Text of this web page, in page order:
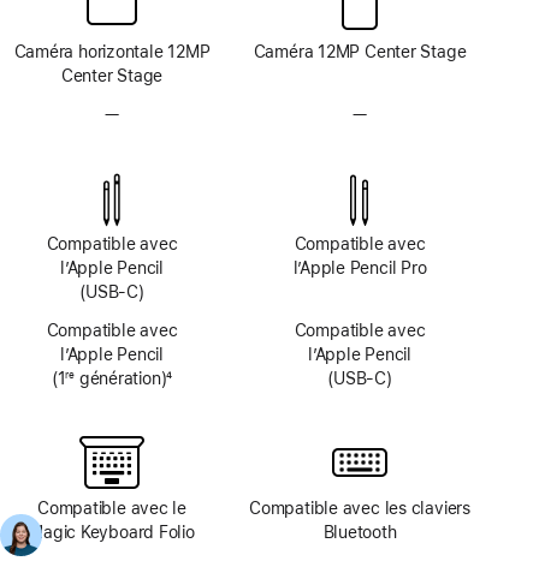
Caméra horizontale 12MP
Center Stage
—Pas
TrueDepth
Compatible avec
l’Apple Pencil
(USB‑C)
Compatible avec
l’Apple Pencil
(1re génération)
page
4
Compatible avec le
Magic Keyboard Folio
Caméra 12MP Center Stage
—Pas
TrueDepth
Compatible avec
l’Apple Pencil Pro
Compatible avec
l’Apple Pencil
(USB‑C)
Compatible avec les claviers
Bluetooth